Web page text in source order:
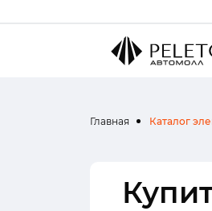
Главная Каталог